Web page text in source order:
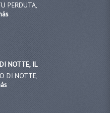
PERDUTA,
NOTTE, IL
DI NOTTE,